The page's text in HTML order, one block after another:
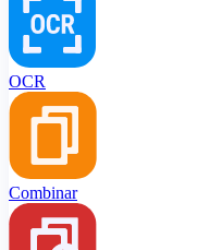
OCR
Combinar